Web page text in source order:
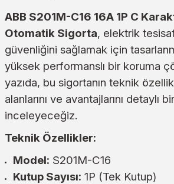
ABB S201M-C16 16A 1P C
Otomatik Sigorta, elektrik
güvenliğini sağlamak için
yüksek performanslı bir koruma
yazıda, bu sigortanın teknik
alanlarını ve avantajlarını detaylı
inceleyeceğiz.
Teknik Özellikler:
Model: S201M-C16
Kutup Sayısı: 1P (Tek Kutup)